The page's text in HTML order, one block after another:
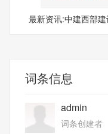
最新资讯:中建西部
词条信息
admin
词条创建者